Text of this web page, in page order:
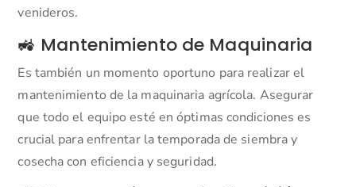
venideros.
🚜 Mantenimiento de Maquinaria
Es también un momento oportuno para realizar el
mantenimiento de la maquinaria agrícola. Asegurar
que todo el equipo esté en óptimas condiciones es
crucial para enfrentar la temporada de siembra y
cosecha con eficiencia y seguridad.